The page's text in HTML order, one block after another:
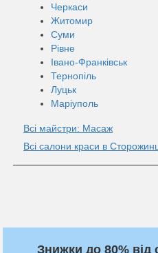
Черкаси
Житомир
Суми
Рівне
Івано-Франківськ
Тернопіль
Луцьк
Маріуполь
Всі майстри: Масаж
Всі салони краси в
Знижки до 80% від